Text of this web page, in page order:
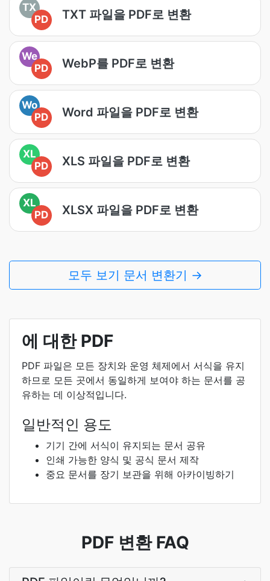
TX
PD
TXT 파일을 PDF로 변환
We
PD
WebP를 PDF로 변환
Wo
PD
Word 파일을 PDF로 변환
XL
PD
XLS 파일을 PDF로 변환
XL
PD
XLSX 파일을 PDF로 변환
모두 보기 문서 변환기 →
에 대한 PDF
PDF 파일은 모든 장치와 운영 체제에서 서식을 유지
하므로 모든 곳에서 동일하게 보여야 하는 문서를 공
유하는 데 이상적입니다.
일반적인 용도
기기 간에 서식이 유지되는 문서 공유
인쇄 가능한 양식 및 공식 문서 제작
중요 문서를 장기 보관을 위해 아카이빙하기
PDF 변환 FAQ